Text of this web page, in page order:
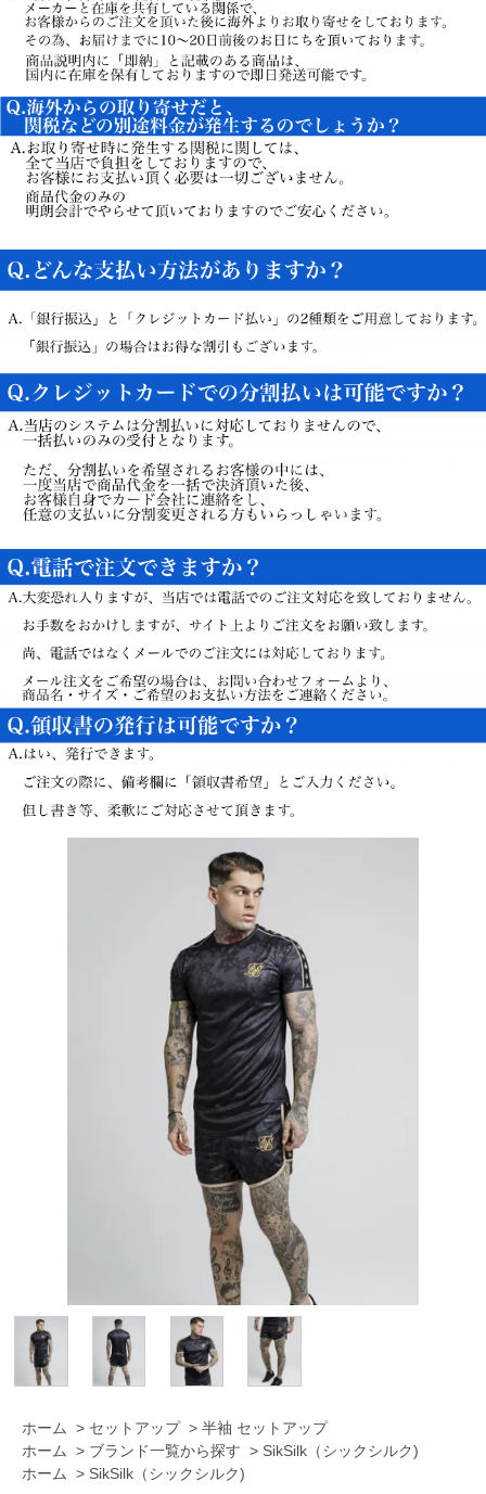
ホーム > セットアップ > 半袖 セットアップ
ホーム > ブランド一覧から探す > SikSilk（シックシルク)
ホーム > SikSilk（シックシルク)